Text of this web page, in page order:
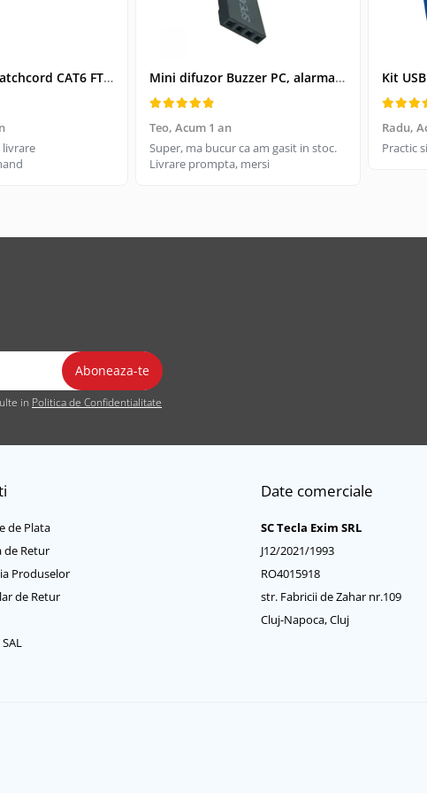
Cablu retea-patchcord CAT6 FTP, Lanberg 43612, 2 X RJ45, lungime 25cm, AWG26, 10Gb/s-250MHz, de legatura retea, ethernet, gri
livrare
Mini difuzor Buzzer PC, alarma sonora pentru placa de baza PC
Teo, Acum 1 an
Super, ma bucur ca am gasit in stoc.
Livrare prompta, mersi
Radu,
Practic
in Politica de Confidentialitate
de Plata
de Retur
Produselor
de Retur
Date comerciale
SC Tecla Exim SRL
J12/2021/1993
RO4015918
str. Fabricii de Zahar nr.109
Cluj-Napoca, Cluj